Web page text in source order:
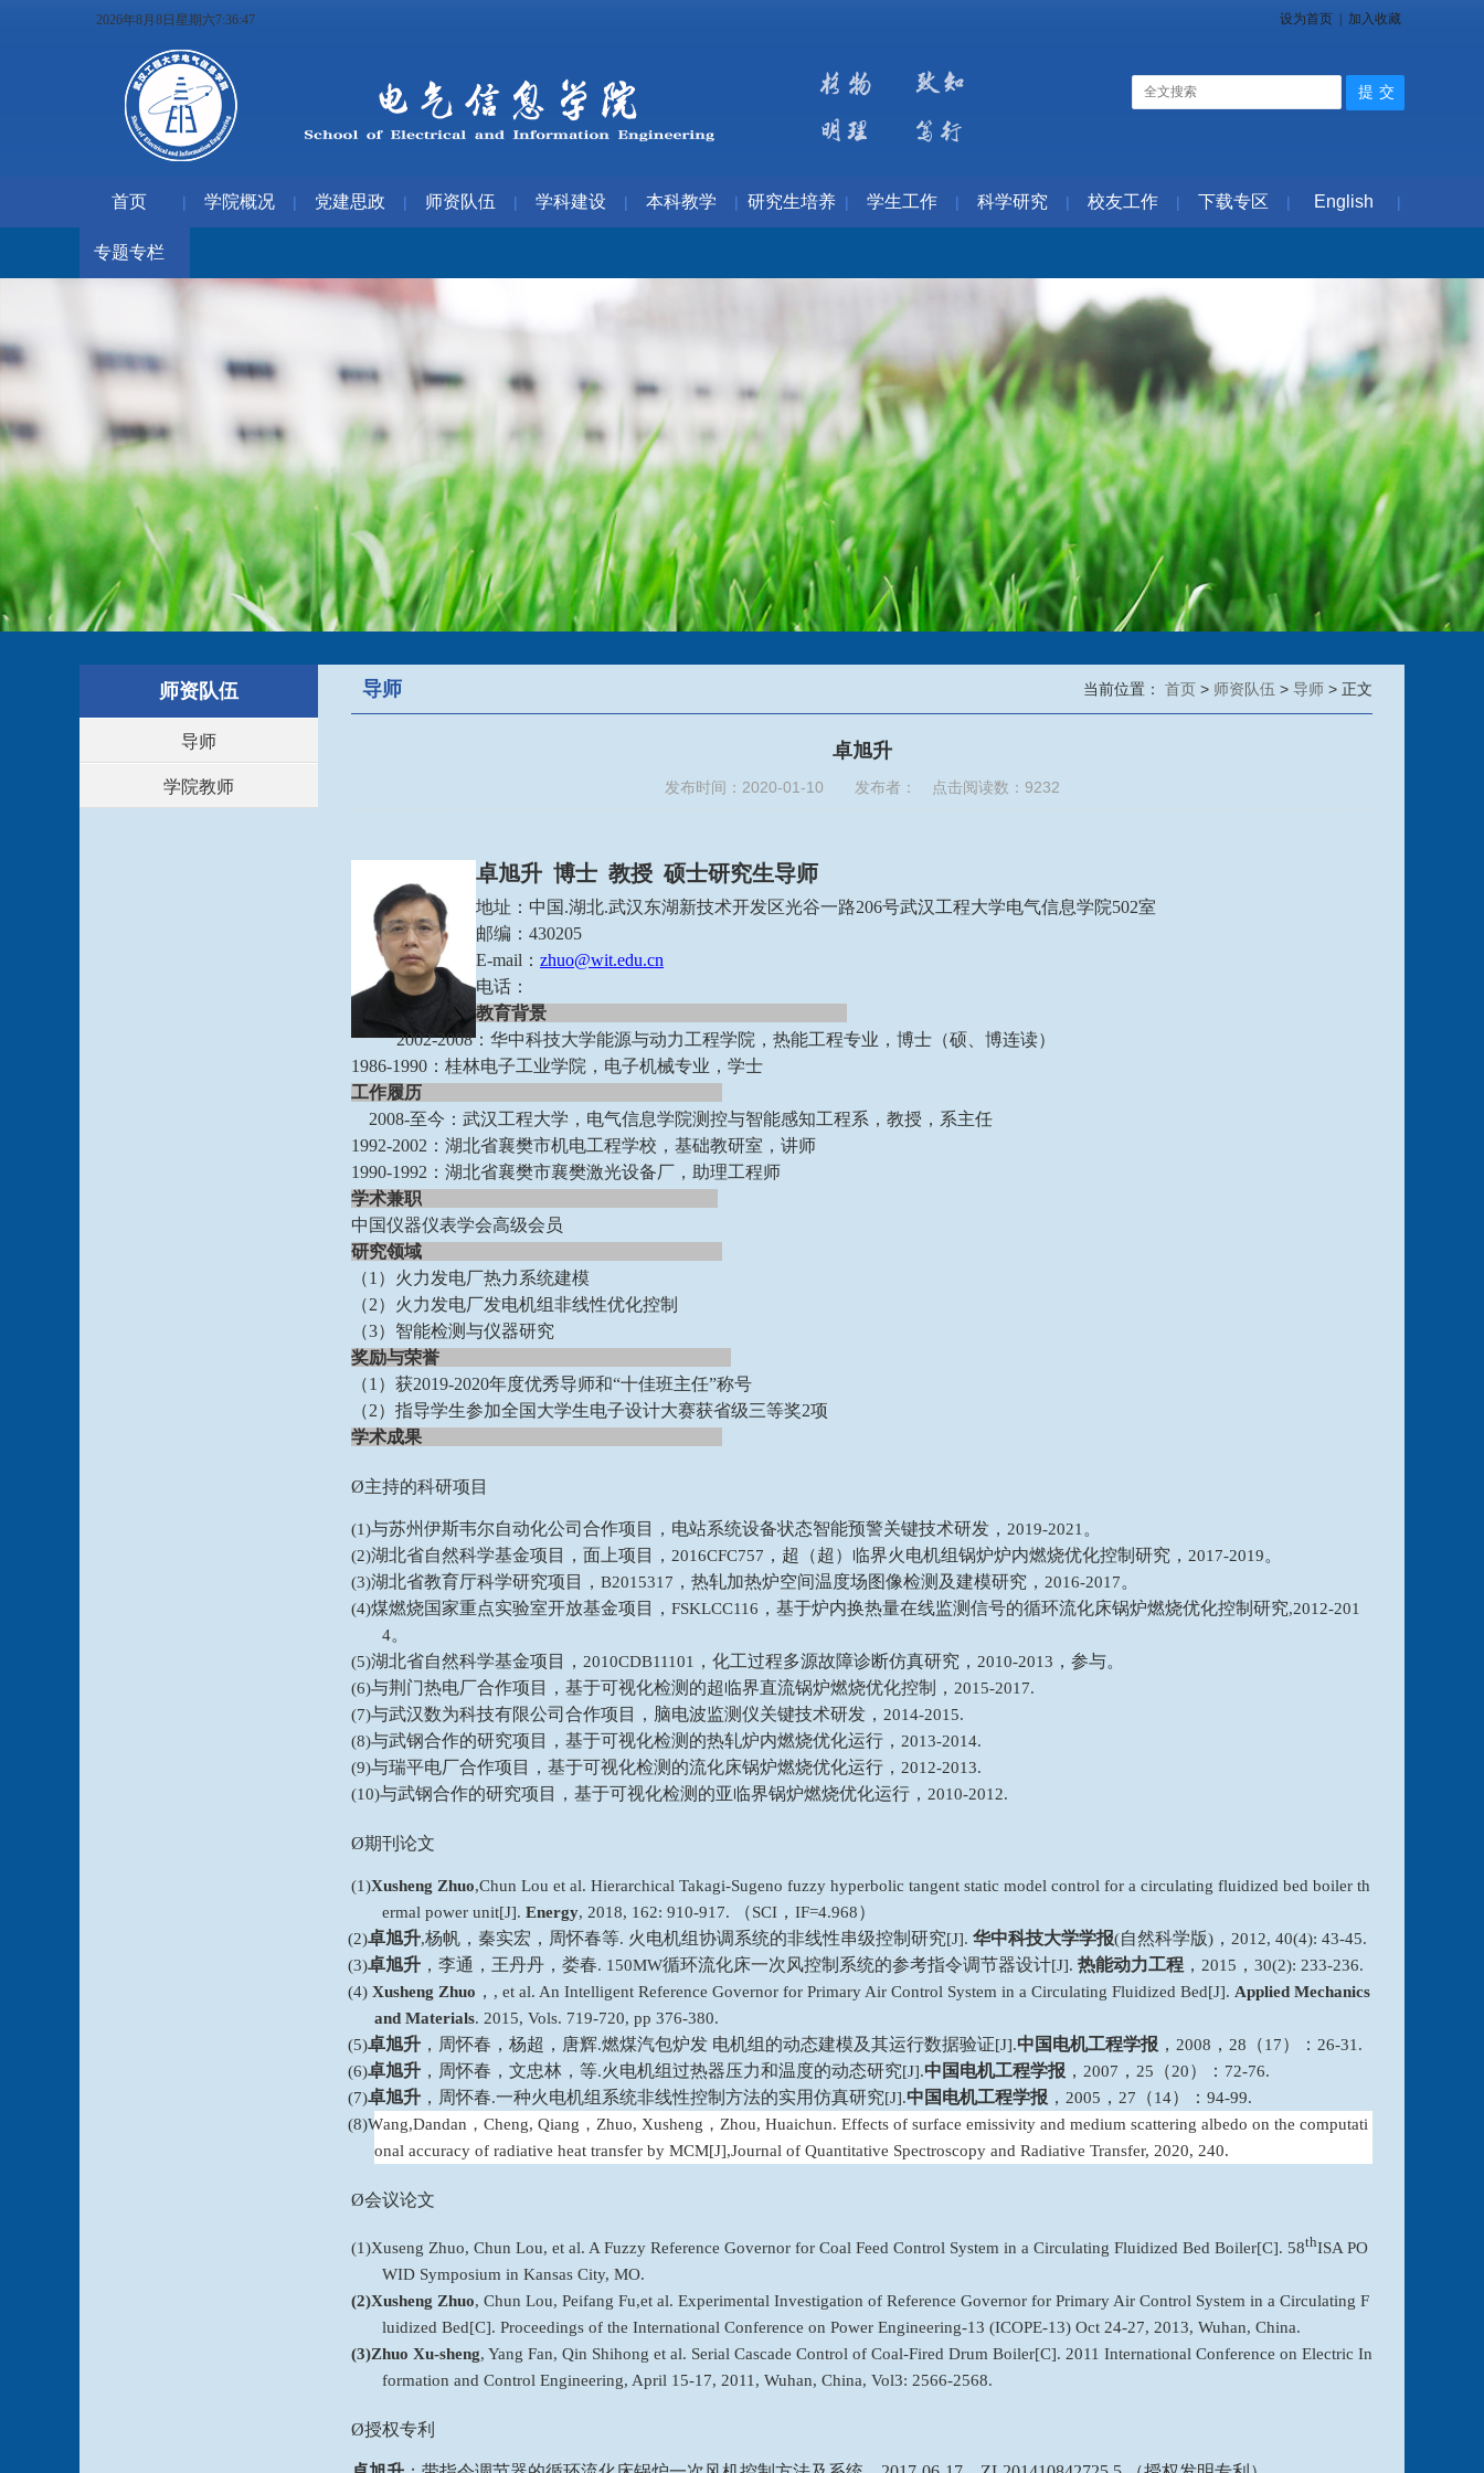
2026年8月8日星期六7:36:48 设为首页 加入收藏
首页 | 学院概况 | 党建思政 | 师资队伍 | 学科建设 | 本科教学 | 研究生培养 | 学生工作 | 科学研究 | 校友工作 | 下载专区 | English |
专题专栏
师资队伍
导师
学院教师
导师 当前位置： 首页 > 师资队伍 > 导师 > 正文
卓旭升
发布时间：2020-01-10 发布者： 点击阅读数： 9232
卓旭升 博士 教授 硕士研究生导师
地址：中国 .湖北.武汉东湖新技术开发区光谷一路206号武汉工程大学电气信息学院502室
邮编： 430205
E-mail： zhuo@wit.edu.cn
电话：
教育背景
2002-2008：华中科技大学能源与动力工程学院，热能工程专业，博士（硕、博连读）
1986-1990：桂林电子工业学院，电子机械专业，学士
工作履历
2008-至今：武汉工程大学，电气信息学院测控与智能感知工程系，教授，系主任
1992-2002：湖北省襄樊市机电工程学校，基础教研室，讲师
1990-1992：湖北省襄樊市襄樊激光设备厂，助理工程师
学术兼职
中国仪器仪表学会高级会员
研究领域
（1）火力发电厂热力系统建模
（2）火力发电厂发电机组非线性优化控制
（3）智能检测与仪器研究
奖励与荣誉
（1）获2019-2020年度优秀导师和“十佳班主任”称号
（2）指导学生参加全国大学生电子设计大赛获省级三等奖2项
学术成果
Ø主持的科研项目
(1)与苏州伊斯韦尔自动化公司合作项目，电站系统设备状态智能预警关键技术研发， 2019-2021 。
(2)湖北省自然科学基金项目，面上项目， 2016CFC757 ，超（超）临界火电机组锅炉炉内燃烧优化控制研究， 2017-2019。
(3)湖北省教育厅科学研究项目， B2015317 ，热轧加热炉空间温度场图像检测及建模研究， 2016-2017。
(4)煤燃烧国家重点实验室开放基金项目， FSKLCC116 ，基于炉内换热量在线监测信号的循环流化床锅炉燃烧优化控制研究,2012-201
4。
(5)湖北省自然科学基金项目， 2010CDB11101 ，化工过程多源故障诊断仿真研究， 2010-2013 ，参与。
(6)与荆门热电厂合作项目，基于可视化检测的超临界直流锅炉燃烧优化控制， 2015-2017.
(7)与武汉数为科技有限公司合作项目，脑电波监测仪关键技术研发， 2014-2015.
(8)与武钢合作的研究项目，基于可视化检测的热轧炉内燃烧优化运行， 2013-2014.
(9)与瑞平电厂合作项目，基于可视化检测的流化床锅炉燃烧优化运行， 2012-2013.
(10)与武钢合作的研究项目，基于可视化检测的亚临界锅炉燃烧优化运行， 2010-2012.
Ø期刊论文
(1)Xusheng Zhuo,Chun Lou et al. Hierarchical Takagi-Sugeno fuzzy hyperbolic tangent static model control for a circulating fluidized bed boiler th
ermal power unit[J]. Energy, 2018, 162: 910-917. （SCI ， IF=4.968）
(2)卓旭升,杨帆，秦实宏，周怀春等. 火电机组协调系统的非线性串级控制研究[J]. 华中科技大学学报(自然科学版) ， 2012, 40(4): 43-45.
(3)卓旭升 ，李通，王丹丹，娄春. 150MW循环流化床一次风控制系统的参考指令调节器设计[J]. 热能动力工程 ， 2015 ， 30(2): 233-236.
(4) Xusheng Zhuo ， , et al. An Intelligent Reference Governor for Primary Air Control System in a Circulating Fluidized Bed[J]. Applied Mechanics
and Materials. 2015, Vols. 719-720, pp 376-380.
(5)卓旭升 ，周怀春，杨超，唐辉.燃煤汽包炉发 电机组的动态建模及其运行数据验证[J].中国电机工程学报 ， 2008 ， 28 （17）： 26-31.
(6)卓旭升 ，周怀春，文忠林，等.火电机组过热器压力和温度的动态研究[J].中国电机工程学报 ， 2007 ， 25 （20）： 72-76.
(7)卓旭升 ，周怀春.一种火电机组系统非线性控制方法的实用仿真研究[J].中国电机工程学报 ， 2005 ， 27 （14）： 94-99.
(8)Wang,Dandan ， Cheng, Qiang ， Zhuo, Xusheng ， Zhou, Huaichun. Effects of surface emissivity and medium scattering albedo on the computati
onal accuracy of radiative heat transfer by MCM[J],Journal of Quantitative Spectroscopy and Radiative Transfer, 2020, 240.
Ø会议论文
(1)Xuseng Zhuo, Chun Lou, et al. A Fuzzy Reference Governor for Coal Feed Control System in a Circulating Fluidized Bed Boiler[C]. 58thISA PO
WID Symposium in Kansas City, MO.
(2)Xusheng Zhuo, Chun Lou, Peifang Fu,et al. Experimental Investigation of Reference Governor for Primary Air Control System in a Circulating F
luidized Bed[C]. Proceedings of the International Conference on Power Engineering-13 (ICOPE-13) Oct 24-27, 2013, Wuhan, China.
(3)Zhuo Xu-sheng, Yang Fan, Qin Shihong et al. Serial Cascade Control of Coal-Fired Drum Boiler[C]. 2011 International Conference on Electric In
formation and Control Engineering, April 15-17, 2011, Wuhan, China, Vol3: 2566-2568.
Ø授权专利